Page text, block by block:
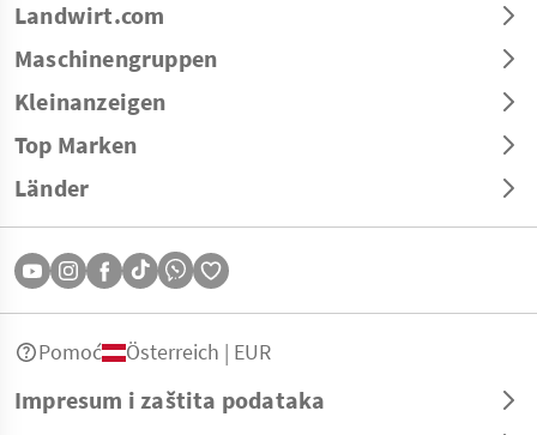
Landwirt.com
Maschinengruppen
Kleinanzeigen
Top Marken
Länder
Impresum i zaštita podataka
Pomoć Österreich | EUR